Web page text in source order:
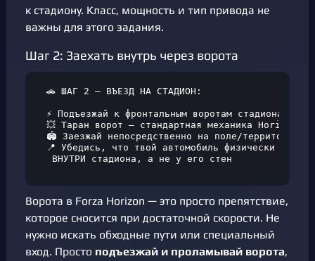
к стадиону. Класс, мощность и тип привода не
важны для этого задания.
Шаг 2: Заехать внутрь через ворота
🚗 ШАГ 2 — ВЪЕЗД НА СТАДИОН:
⚡ Подъезжай к фронтальным воротам стадиона
💥 Таран ворот — стандартная механика Horizon
🏟️ Заезжай непосредственно на поле/территорию
📍 Убедись, что твой автомобиль физически
ВНУТРИ стадиона, а не у его стен
Ворота в Forza Horizon — это просто препятствие,
которое сносится при достаточной скорости. Не
нужно искать обходные пути или специальный
вход. Просто подъезжай и проламывай ворота,